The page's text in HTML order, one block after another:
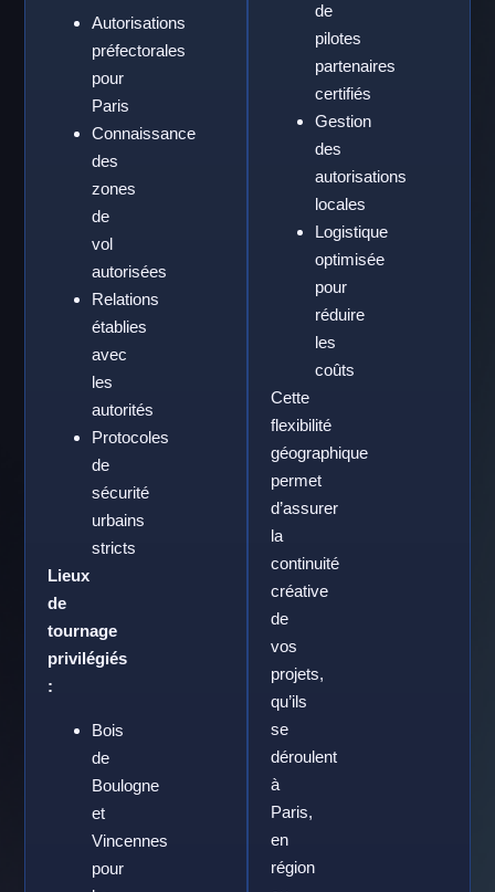
Autorisations
préfectorales
pour
Paris
Connaissance
des
zones
de
vol
autorisées
Relations
établies
avec
les
autorités
Protocoles
de
sécurité
urbains
stricts
Lieux
de
tournage
privilégiés
:
Bois
de
Boulogne
et
Vincennes
pour
de
pilotes
partenaires
certifiés
Gestion
des
autorisations
locales
Logistique
optimisée
pour
réduire
les
coûts
Cette
flexibilité
géographique
permet
d’assurer
la
continuité
créative
de
vos
projets,
qu’ils
se
déroulent
à
Paris,
en
région